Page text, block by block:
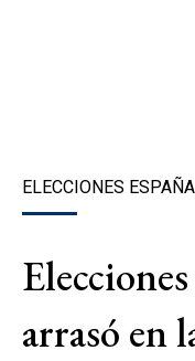
ELECCIONES ESPAÑA
arrasó en